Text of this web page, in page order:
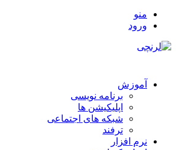
منو
ورود
آموزش
برنامه نویسی
اپلیکیشن ها
شبکه های اجتماعی
ترفند
نرم افزار